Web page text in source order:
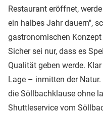
Restaurant eröffnet,
ein halbes Jahr dauern",
gastronomischen
Sicher sei nur, dass es
Qualität geben werde.
Lage – inmitten der
die Söllbachklause ohne
Shuttleservice vom